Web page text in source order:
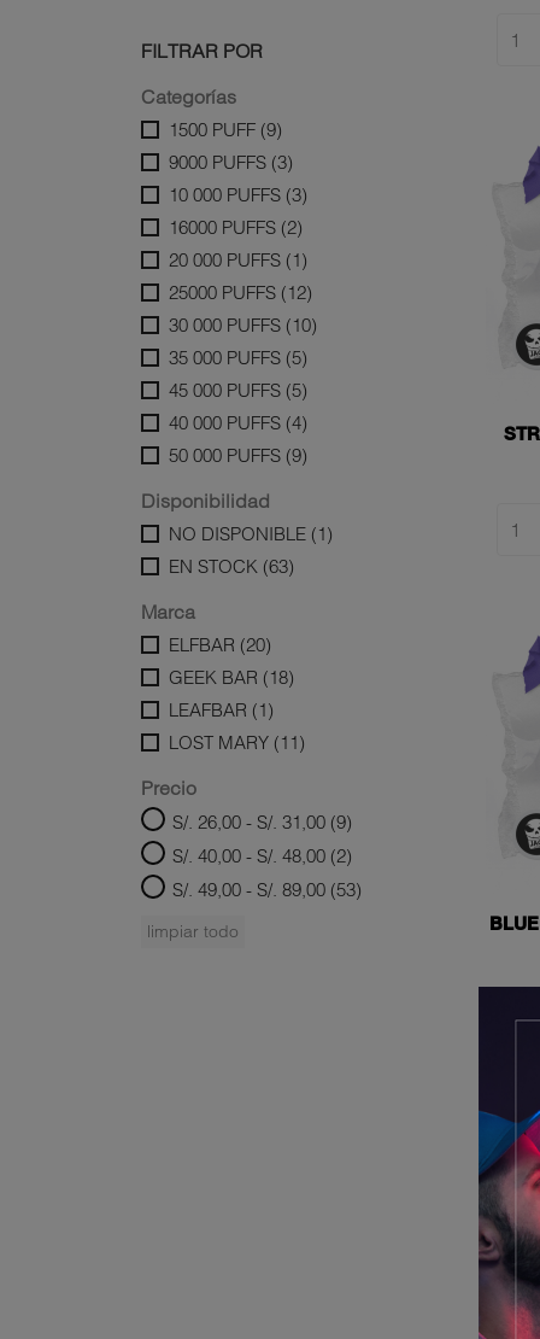
FILTRAR POR
Categorías
1500 PUFF (9)
9000 PUFFS (3)
10 000 PUFFS (3)
16000 PUFFS (2)
20 000 PUFFS (1)
25000 PUFFS (12)
30 000 PUFFS (10)
35 000 PUFFS (5)
45 000 PUFFS (5)
40 000 PUFFS (4)
50 000 PUFFS (9)
Disponibilidad
NO DISPONIBLE (1)
EN STOCK (63)
Marca
ELFBAR (20)
GEEK BAR (18)
LEAFBAR (1)
LOST MARY (11)
Precio
S/. 26,00 - S/. 31,00 (9)
S/. 40,00 - S/. 48,00 (2)
S/. 49,00 - S/. 89,00 (53)
limpiar todo